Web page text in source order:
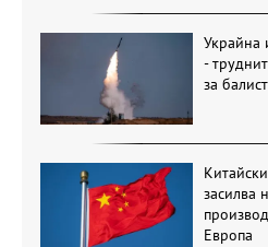
Украйна
-
за
засилва
Европа